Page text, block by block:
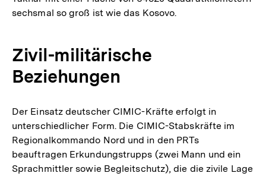
sechsmal so groß ist wie das Kosovo.
Zivil-militärische
Beziehungen
Der Einsatz deutscher CIMIC-Kräfte erfolgt in
unterschiedlicher Form. Die CIMIC-Stabskräfte im
Regionalkommando Nord und in den PRTs
beauftragen Erkundungstrupps (zwei Mann und ein
Sprachmittler sowie Begleitschutz), die die zivile Lage